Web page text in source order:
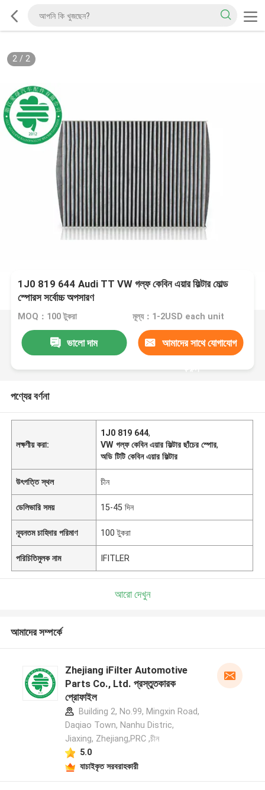
2/ 2
1J0 819 644 Audi TT VW গল্ফ কেবিন এয়ার ফিল্টার মোল্ড
স্পোরস সর্বোচ্চ অপসারণ
MOQ：100 টুকরা মূল্য：1-2USD each unit
ভালো দাম আমাদের সাথে যোগাযোগ
করুন
পণ্যের বর্ণনা
লক্ষণীয় করা:
1J0 819 644,
VW গল্ফ কেবিন এয়ার ফিল্টার ছাঁচের স্পোর,
অডি টিটি কেবিন এয়ার ফিল্টার
উৎপত্তি স্থল চীন
ডেলিভারি সময় 15-45 দিন
ন্যূনতম চাহিদার পরিমাণ 100 টুকরা
পরিচিতিমুলক নাম IFITLER
আরো দেখুন
আমাদের সম্পর্কে
Zhejiang iFilter Automotive
Parts Co., Ltd. প্রস্তুতকারক
প্রোফাইল
Building 2, No.99, Mingxin Road,
Daqiao Town, Nanhu Distric,
Jiaxing, Zhejiang,PRC ,চীন
5.0
যাচাইকৃত সরবরাহকারী